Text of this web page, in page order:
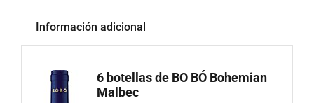
Información adicional
6 botellas de BO BÓ Bohemian
Malbec